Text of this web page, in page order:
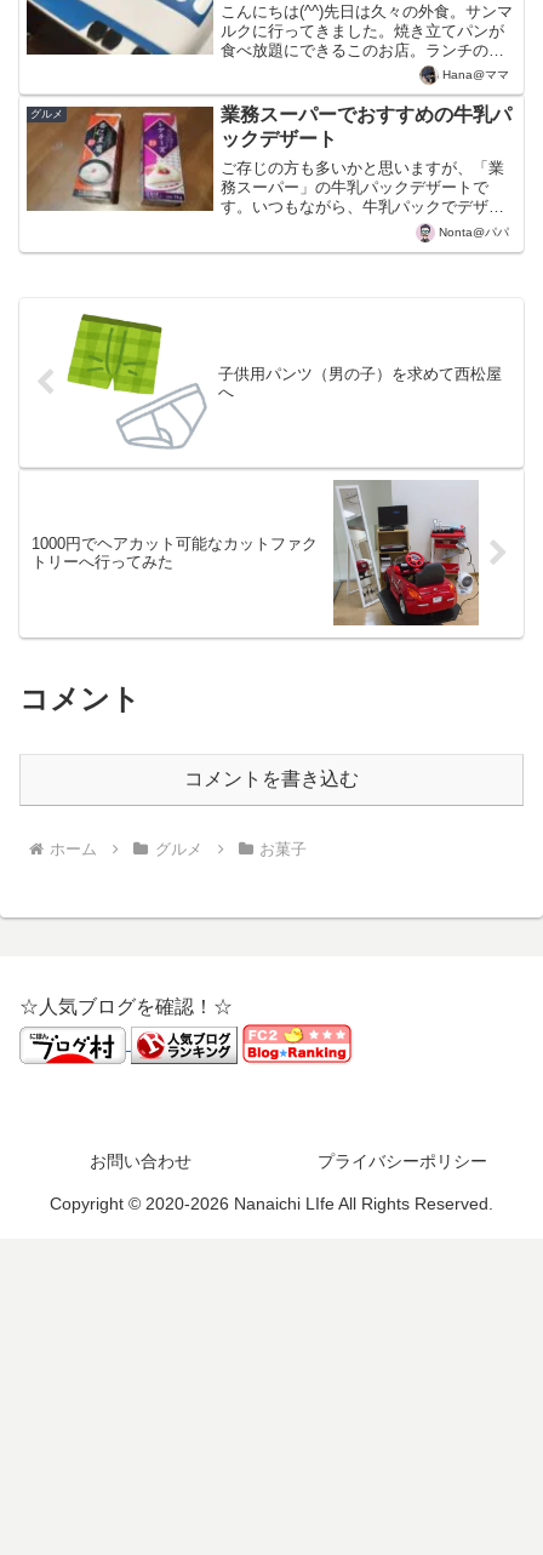
こんにちは(^^)先日は久々の外食。サンマ
ルクに行ってきました。焼き立てパンが
食べ放題にできるこのお店。ランチの際
はみんなおしゃべりしているので、ちょ
っと機嫌が悪くてもガヤガヤに紛れ、息
子が赤ちゃんのときから安心して行ける
貴重なお店でした。...
Hana@ママ
グルメ
業務スーパーでおすすめの牛乳パ
ックデザート
ご存じの方も多いかと思いますが、「業
務スーパー」の牛乳パックデザートで
す。いつもながら、牛乳パックでデザー
トを提供するという斬新さには感動しま
す。ということで、今回は「レアチーズ
Nonta@パパ
子供用パンツ（男の子）を求めて西松屋
へ
1000円でヘアカット可能なカットファク
トリーへ行ってみた
コメント
コメントを書き込む
ホーム グルメ お菓子
☆人気ブログを確認！☆
お問い合わせ プライバシーポリシー
Copyright © 2020-2026 Nanaichi LIfe All Rights Reserved.